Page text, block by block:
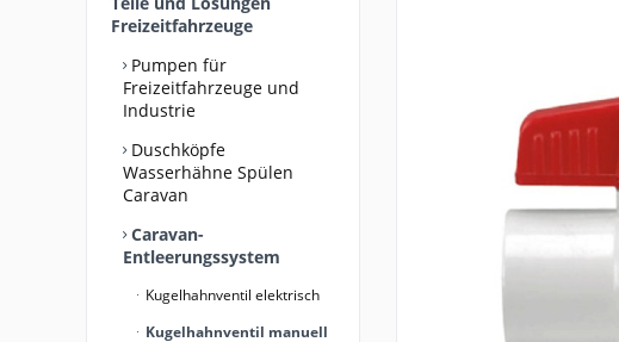
Freizeitfahrzeuge
Pumpen für
Freizeitfahrzeuge und
Industrie
Duschköpfe
Wasserhähne Spülen
Caravan
Caravan-
Entleerungssystem
Kugelhahnventil elektrisch
Kugelhahnventil manuell